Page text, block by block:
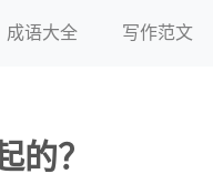
成语大全 写作范文
的？